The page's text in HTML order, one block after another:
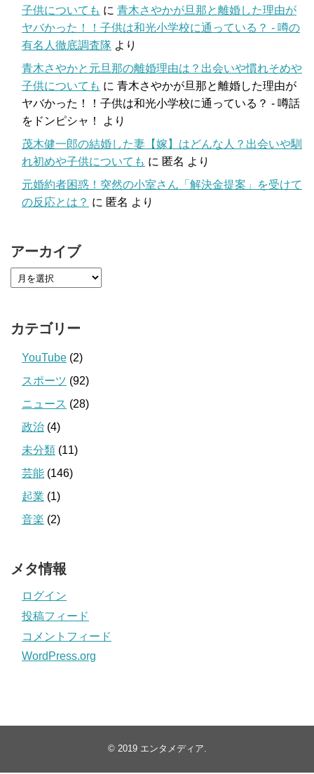
子供についても に 青木さやかが旦那と離婚した理由が
ヤバかった！！子供は和光小学校に通っている？ - 噂の
有名人徹底調査隊 より
青木さやかと元旦那の離婚理由は？出会いや慣れそめや
子供についても に 青木さやかが旦那と離婚した理由が
ヤバかった！！子供は和光小学校に通っている？ - 噂話
をドンピシャ！
より
茂木健一郎の結婚した妻【嫁】はどんな人？出会いや馴
れ初めや子供についても に 匿名 より
元婚約者困惑！突然の小室さん「解決金提案」を受けて
の反応とは？ に 匿名 より
アーカイブ
カテゴリー
YouTube (2)
スポーツ (92)
ニュース (28)
政治 (4)
未分類 (11)
芸能 (146)
起業 (1)
音楽 (2)
メタ情報
ログイン
投稿フィード
コメントフィード
WordPress.org
© 2019 エンタメディア.